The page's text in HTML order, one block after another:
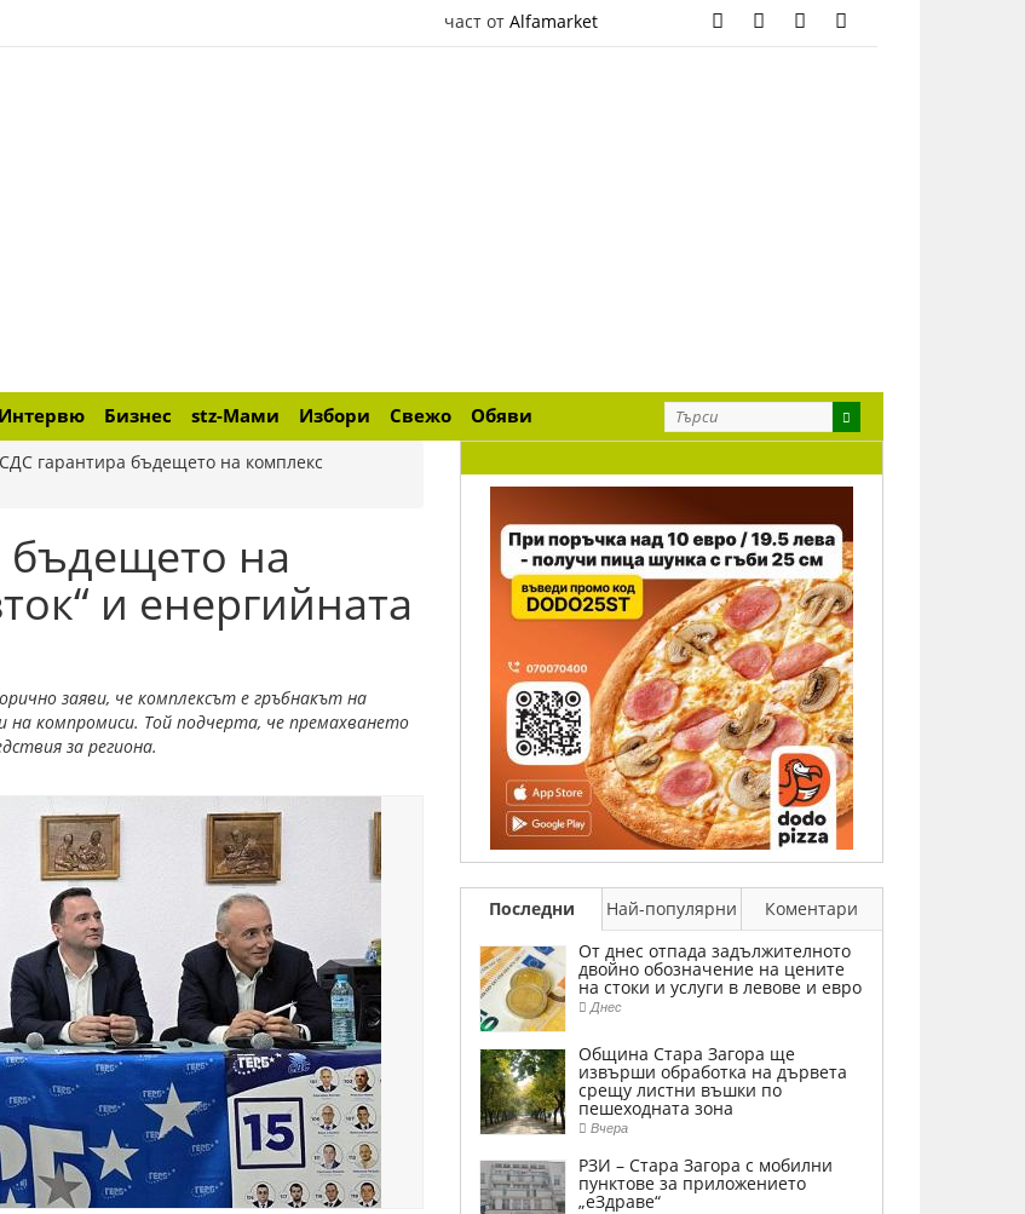
част от Alfamarket
Интервю Бизнес stz-Мами Избори Свежо Обяви
гарантира бъдещето на комплекс
бъдещето на
и енергийната
заяви, че комплексът е гръбнакът на
на компромиси. Той подчерта, че премахването
за региона.
Последни Най-популярни
Коментари
От днес отпада задължителното
двойно обозначение на цените
на стоки и услуги в левове и евро
Днес
Община Стара Загора ще
извърши обработка на дървета
срещу листни въшки по
пешеходната зона
Вчера
РЗИ – Стара Загора с мобилни
пунктове за приложението
„еЗдраве“